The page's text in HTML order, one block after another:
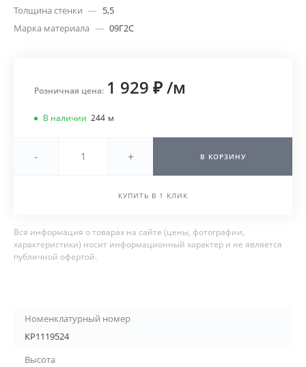
Толщина стенки — 5,5
Марка материала — 09Г2С
Розничная цена: 1 929 ₽/м
В наличии 244 м
- + В КОРЗИНУ
КУПИТЬ В 1 КЛИК
Вся информация о товарах на сайте (цены, фотографии,
характеристики) носит информационный характер и не является
публичной офертой.
Номенклатурный номер
КР1119524
Высота